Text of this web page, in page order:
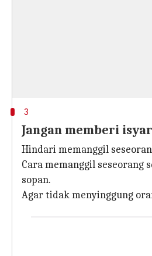
3
Jangan memberi
Hindari memanggil
Cara memanggil seseorang
sopan.
Agar tidak menyinggung